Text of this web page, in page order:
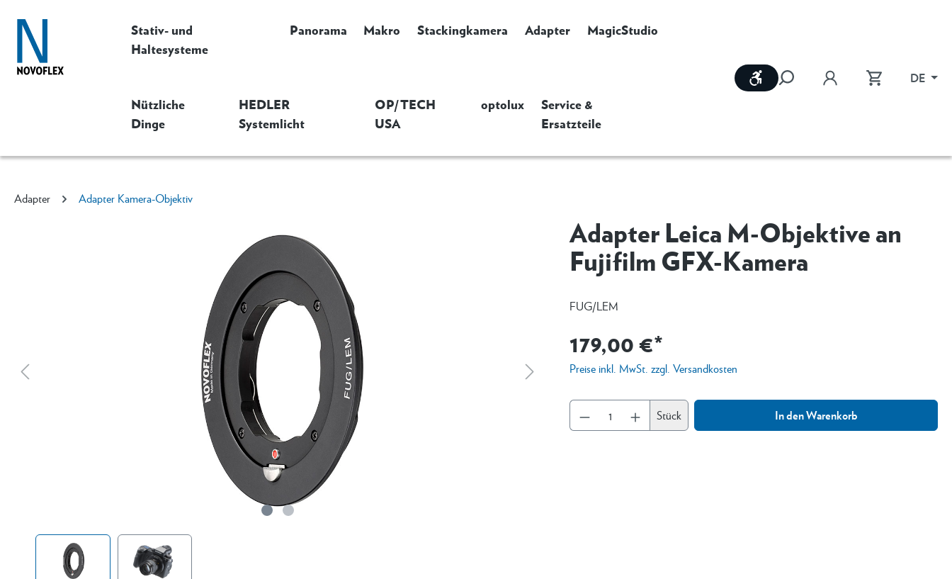
Stativ- und
Haltesysteme
Panorama Makro Stackingkamera Adapter MagicStudio
Nützliche
Dinge
HEDLER
Systemlicht
OP/TECH
USA
optolux
Service &
Ersatzteile
Werkzeugleiste anzeigen DE
Adapter Adapter Kamera-Objektiv
Adapter Leica M-Objektive an
Fujifilm GFX-Kamera
FUG/LEM
179,00 €*
Preise inkl. MwSt. zzgl. Versandkosten
Stück In den Warenkorb